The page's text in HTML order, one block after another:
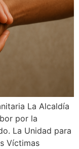
La Alcaldía
por la
La Unidad para
Víctimas